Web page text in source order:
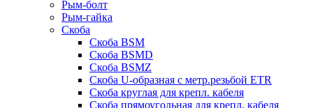
Рым-болт
Рым-гайка
Скоба
Скоба BSM
Скоба BSMD
Скоба BSMZ
Скоба U-образная с метр.резьбой ETR
Скоба круглая для крепл. кабеля
Скоба прямоугольная для крепл. кабеля